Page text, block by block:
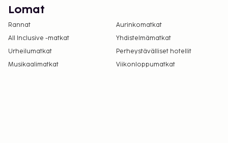
Lomat
Rannat
Aurinkomatkat
All Inclusive -matkat
Yhdistelmämatkat
Urheilumatkat
Perheystävälliset hotellit
Musikaalimatkat
Viikonloppumatkat